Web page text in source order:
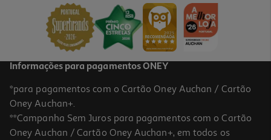
Informações para pagamentos ONEY
*para pagamentos com o Cartão Oney Auchan / Cartão
Oney Auchan+.
**Campanha Sem Juros para pagamentos com o Cartão
Oney Auchan / Cartão Oney Auchan+, em todos os